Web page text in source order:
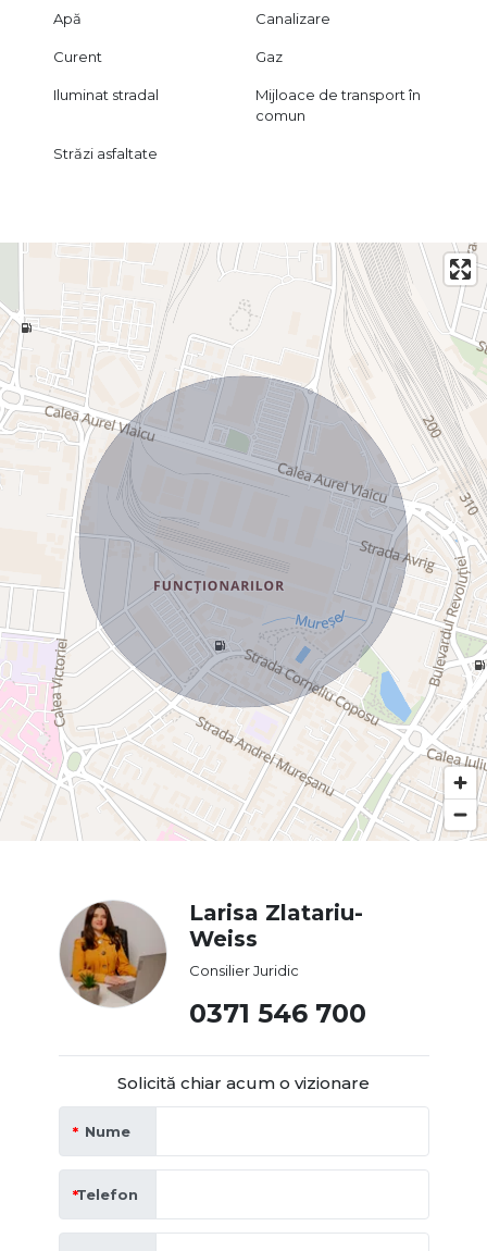
Apă Canalizare
Curent Gaz
Iluminat stradal
Mijloace de transport în
comun
Străzi asfaltate
Larisa Zlatariu-
Weiss
Consilier Juridic
0371 546 700
Solicită chiar acum o vizionare
Nume
Telefon